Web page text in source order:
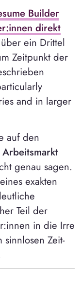
Builder
direkt
ein Drittel
Zeitpunkt der
and in larger
auf den
genau sagen.
exakten
Teil der
in die Irre
Zeit-